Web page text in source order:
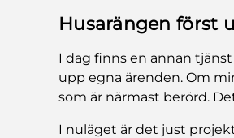
Husarängen först
I dag finns en annan
upp egna ärenden. Om
som är närmast berörd.
I nuläget är det just